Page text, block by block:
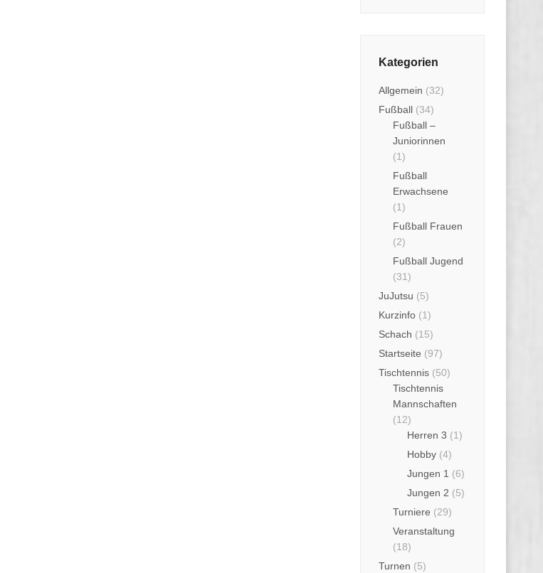
Kategorien
Allgemein (32)
Fußball (34)
Fußball –
Juniorinnen
(1)
Fußball
Erwachsene
(1)
Fußball Frauen
(2)
Fußball Jugend
(31)
JuJutsu (5)
Kurzinfo (1)
Schach (15)
Startseite (97)
Tischtennis (50)
Tischtennis
Mannschaften
(12)
Herren 3 (1)
Hobby (4)
Jungen 1 (6)
Jungen 2 (5)
Turniere (29)
Veranstaltung
(18)
Turnen (5)